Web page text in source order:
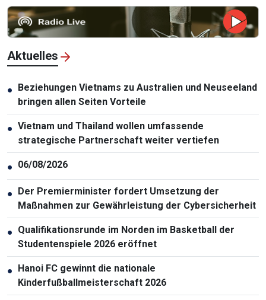
Aktuelles
● Beziehungen Vietnams zu Australien und Neuseeland
bringen allen Seiten Vorteile
● Vietnam und Thailand wollen umfassende
strategische Partnerschaft weiter vertiefen
● 06/08/2026
● Der Premierminister fordert Umsetzung der
Maßnahmen zur Gewährleistung der Cybersicherheit
● Qualifikationsrunde im Norden im Basketball der
Studentenspiele 2026 eröffnet
● Hanoi FC gewinnt die nationale
Kinderfußballmeisterschaft 2026